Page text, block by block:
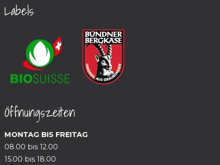
Labels
Öffnungszeiten
MONTAG BIS FREITAG
08.00 bis 12.00
15.00 bis 18.00